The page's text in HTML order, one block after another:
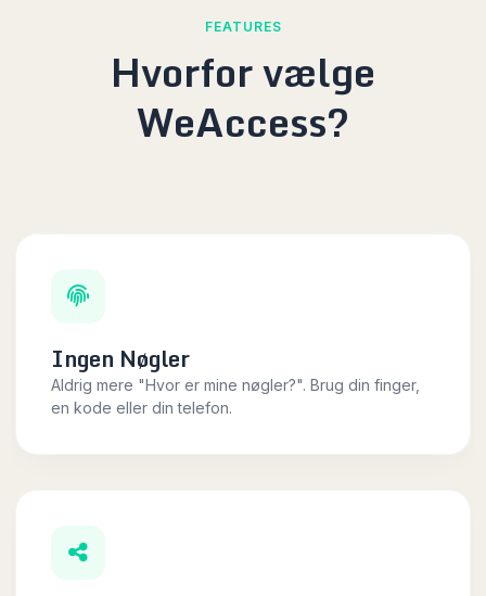
FEATURES
Hvorfor vælge
WeAccess?
Ingen Nøgler
Aldrig mere "Hvor er mine nøgler?". Brug din finger,
en kode eller din telefon.